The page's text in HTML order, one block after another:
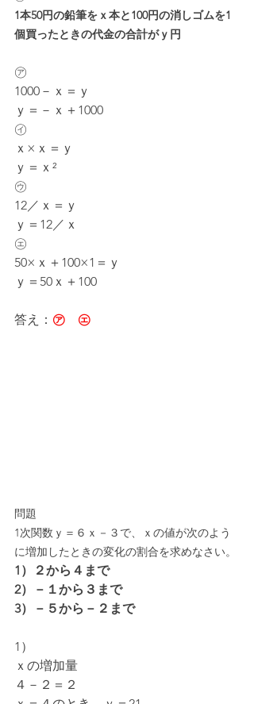
1本50円の鉛筆をｘ本と100円の消しゴムを1
個買ったときの代金の合計がｙ円
㋐
1000－ｘ＝ｙ
ｙ＝－ｘ＋1000
㋑
ｘ×ｘ＝ｙ
ｙ＝ｘ²
㋒
12／ｘ＝ｙ
ｙ＝12／ｘ
㋓
50×ｘ＋100×1＝ｙ
ｙ＝50ｘ＋100
答え： ㋐　㋓
問題
1次関数ｙ＝６ｘ－３で、ｘの値が次のよう
に増加したときの変化の割合を求めなさい。
1）２から４まで
2）－１から３まで
3）－５から－２まで
1）
ｘの増加量
４－２＝２